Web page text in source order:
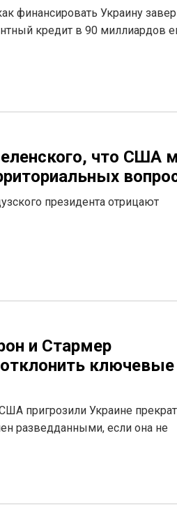
финансировать Украину
кредит в 90 миллиардов
что США
президента отрицают
и Стармер
ключевые
пригрозили Украине
разведданными, если она не